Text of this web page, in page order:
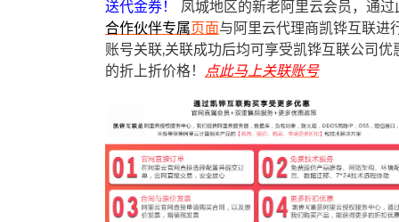
送代金券！
凤城地区的新老阿里云会员，通过
合作伙伴专属页面与阿里云代理商凯铧互联进
账号关联,关联成功后均可享受凯铧互联公司优
的折上折价格！ 点此马上关联账号